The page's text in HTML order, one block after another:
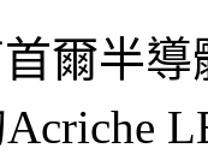
爾半導